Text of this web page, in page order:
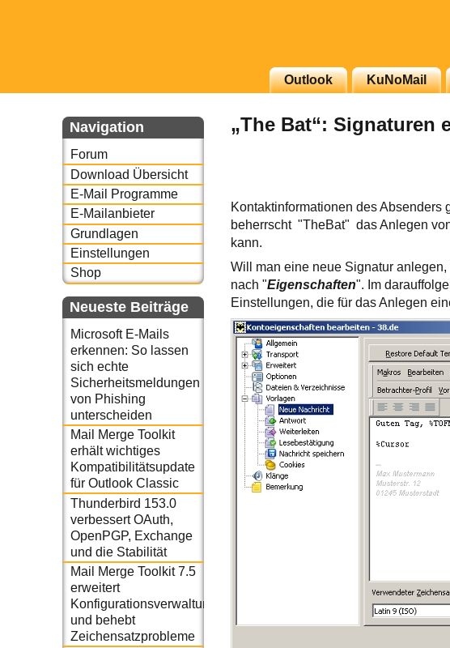
Outlook KuNoMail
Navigation
Forum
Download Übersicht
E-Mail Programme
E-Mailanbieter
Grundlagen
Einstellungen
Shop
Neueste Beiträge
Microsoft E-Mails
erkennen: So lassen
sich echte
Sicherheitsmeldungen
von Phishing
unterscheiden
Mail Merge Toolkit
erhält wichtiges
Kompatibilitätsupdate
für Outlook Classic
Thunderbird 153.0
verbessert OAuth,
OpenPGP, Exchange
und die Stabilität
Mail Merge Toolkit 7.5
erweitert
Konfigurationsverwaltung
und behebt
Zeichensatzprobleme
„The Bat“: Signaturen
Kontaktinformationen des Absenders
beherrscht "TheBat" das Anlegen
kann.
Will man eine neue Signatur
nach "Eigenschaften". Im
Einstellungen, die für das Anlegen
oder auch